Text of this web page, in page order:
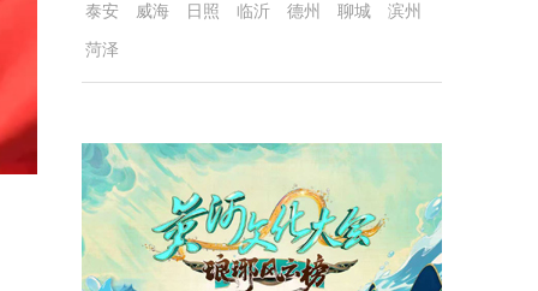
泰安
威海 日照 临沂 德州 聊城
滨州
菏泽